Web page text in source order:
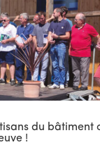
du bâtiment
!